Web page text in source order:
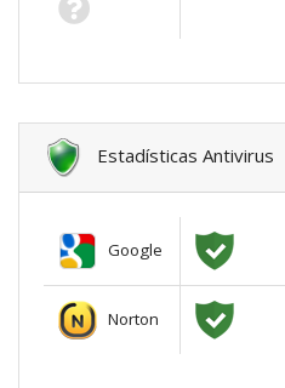
Estadísticas Antivirus
Google
Norton